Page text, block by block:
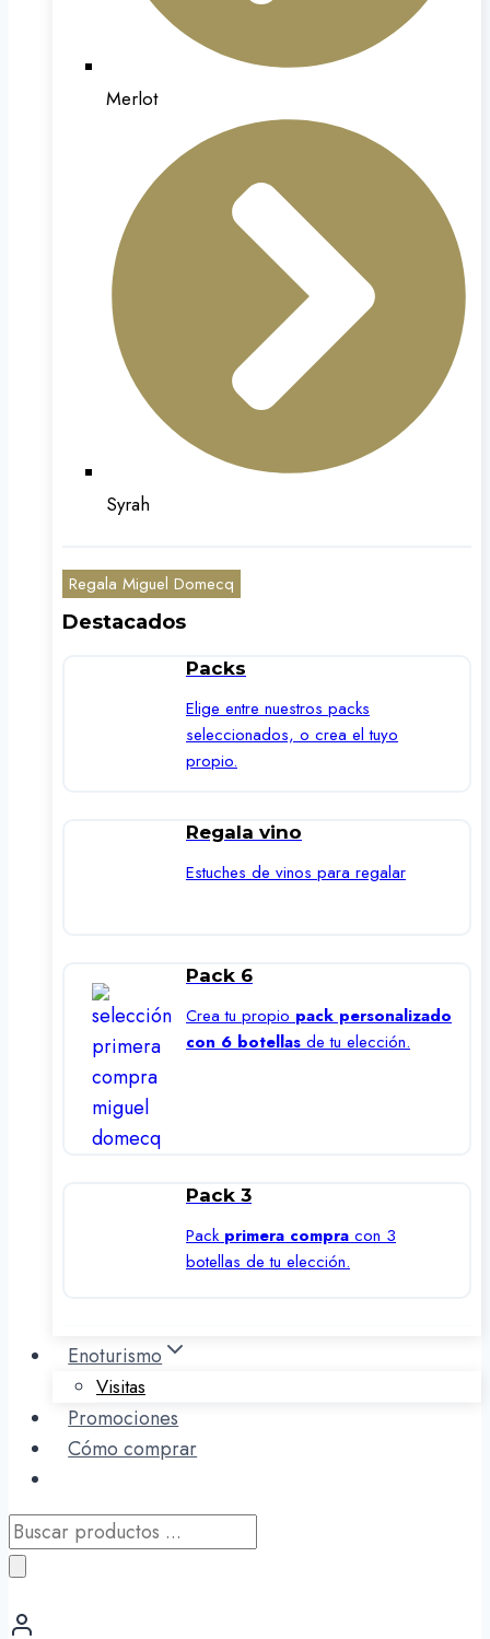
Merlot
Syrah
Regala Miguel Domecq
Destacados
Packs
Elige entre nuestros packs
seleccionados, o crea el tuyo
propio.
Regala vino
Estuches de vinos para regalar
Pack 6
Crea tu propio pack personalizado
con 6 botellas de tu elección.
Pack 3
Pack primera compra con 3
botellas de tu elección.
Enoturismo
Visitas
Promociones
Cómo comprar
Búsqueda
de